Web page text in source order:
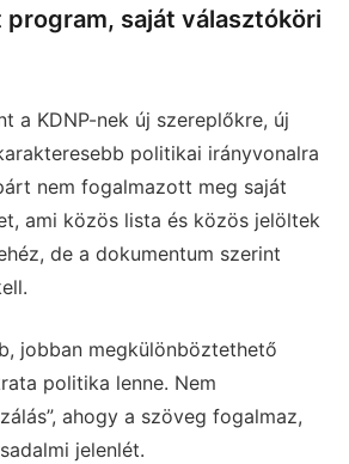
program, saját választóköri
a KDNP-nek új szereplőkre, új
politikai irányvonalra
nem fogalmazott meg saját
ami közös lista és közös jelöltek
de a dokumentum szerint
jobban megkülönböztethető
politika lenne. Nem
ahogy a szöveg fogalmaz,
jelenlét.